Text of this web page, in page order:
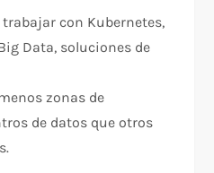
trabajar con Kubernetes,
Data, soluciones de
zonas de
de datos que otros